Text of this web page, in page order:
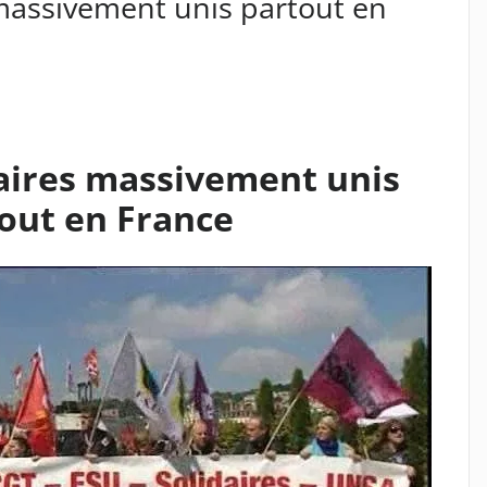
massivement unis
en France